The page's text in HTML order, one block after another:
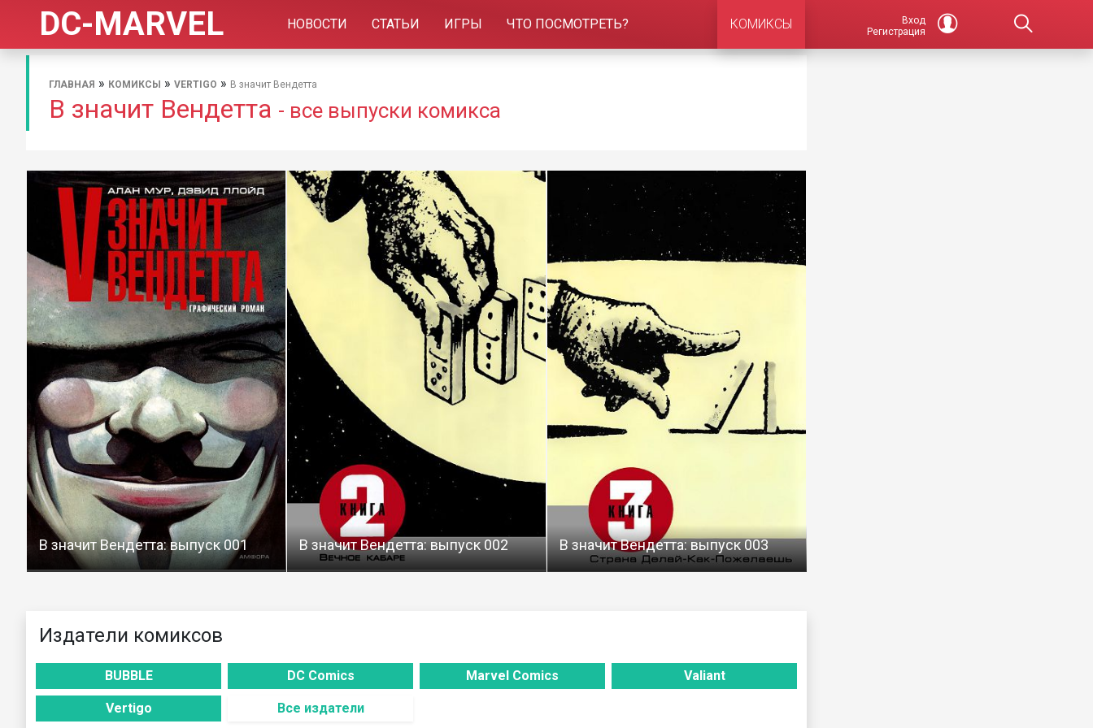
DC-MARVEL НОВОСТИ СТАТЬИ ИГРЫ ЧТО ПОСМОТРЕТЬ? КОМИКСЫ
Вход
Регистрация
ГЛАВНАЯ » КОМИКСЫ » VERTIGO » В значит Вендетта
В значит Вендетта - все выпуски комикса
В значит Вендетта: выпуск 001 В значит Вендетта: выпуск 002 В значит Вендетта: выпуск 003
Издатели комиксов
BUBBLE DC Comics Marvel Comics Valiant
Vertigo Все издатели